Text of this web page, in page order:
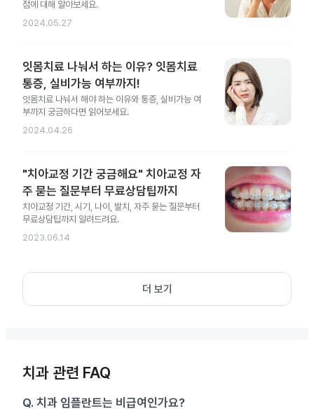
점에 대해 알아보세요.
2024.05.27
잇몸치료 나눠서 하는 이유? 잇몸치료
통증, 실비가능 여부까지!
잇몸치료 나눠서 해야 하는 이유와 통증, 실비가능 여
부까지 궁금하다면 읽어보세요.
2024.04.26
"치아교정 기간 궁금해요" 치아교정 자
주 묻는 질문부터 무료상담팁까지
치아교정 기간, 시기, 나이, 발치, 자주 묻는 질문부터
무료상담팁까지 알려드려요.
2023.06.14
더 보기
치과 관련 FAQ
Q. 치과 임플란트는 비급여인가요?